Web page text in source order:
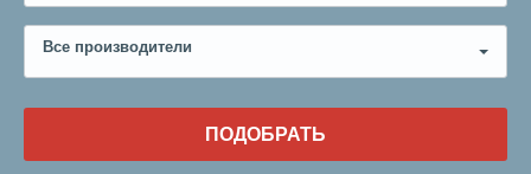
Все производители
ПОДОБРАТЬ